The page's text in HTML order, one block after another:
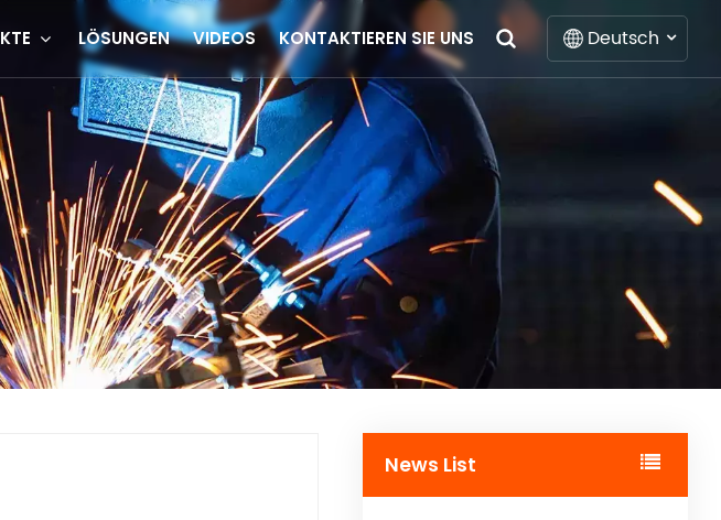
LÖSUNGEN VIDEOS KONTAKTIEREN SIE UNS Deutsch
Español
Português
News List